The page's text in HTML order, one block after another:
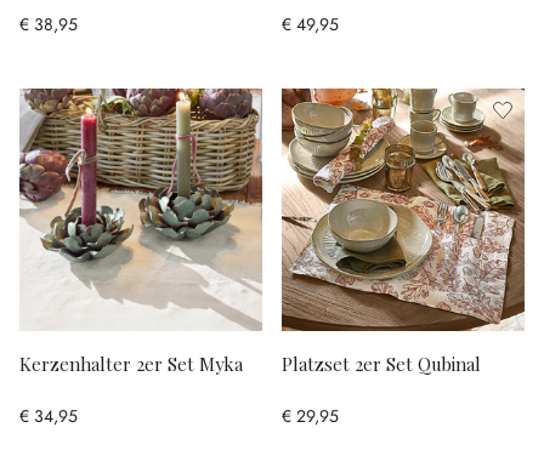
€ 38,95 € 49,95
Kerzenhalter 2er Set Myka
€ 34,95
Platzset 2er Set Qubinal
€ 29,95